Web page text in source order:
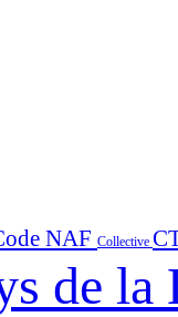
NAF Collective
de la